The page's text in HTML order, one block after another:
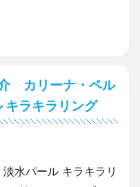
カリーナ・ペル
キラキラリング
水パール キラキラリ